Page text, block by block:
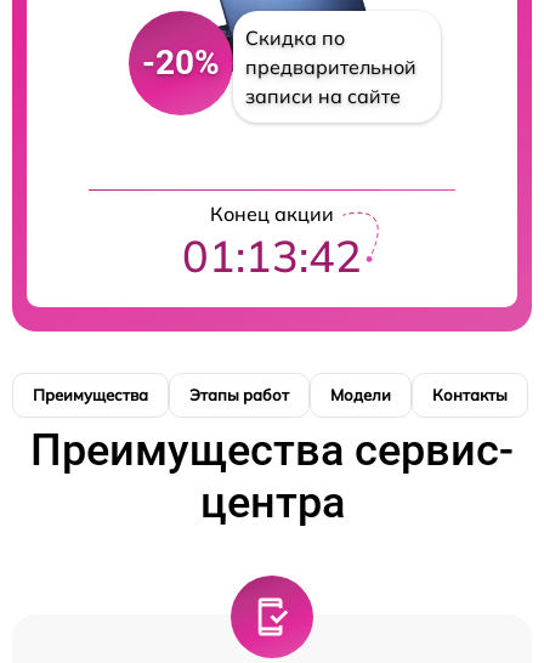
-20%
Скидка по
предварительной
записи на сайте
Конец акции
01:13:41
Преимущества Этапы работ Модели Контакты
Преимущества сервис-
центра